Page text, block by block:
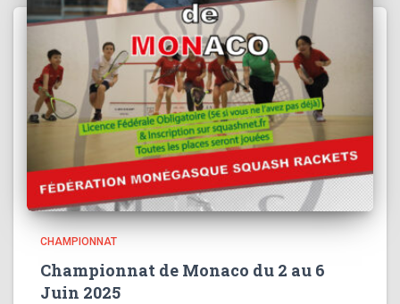
CHAMPIONNAT
Championnat de Monaco du 2 au 6
Juin 2025